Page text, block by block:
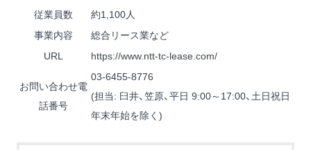
従業員数
約1,100人
事業内容
総合リース業など
URL
https://www.ntt-tc-lease.com/
お問い合わせ電
話番号
03-6455-8776
(担当: 臼井、笠原、平日 9:00～17:00、土日祝日
年末年始を除く)